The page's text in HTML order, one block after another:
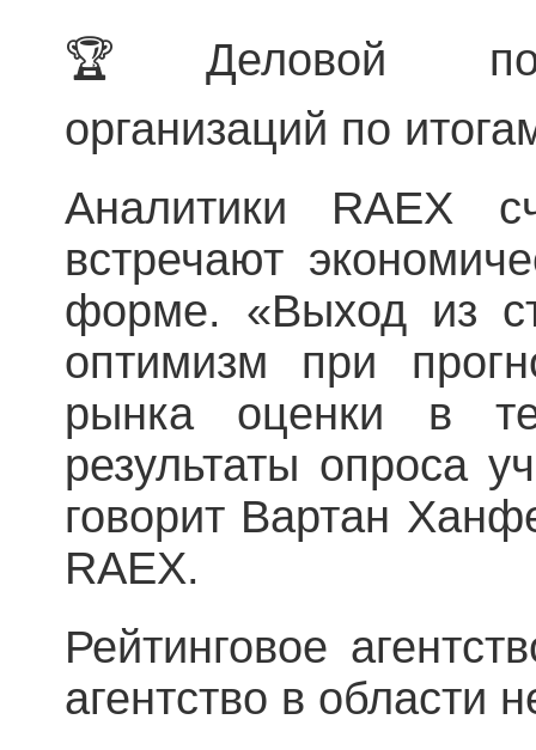
🏆Деловой
организаций по
Аналитики RAEX
встречают
форме. «Выход из
оптимизм при
рынка оценки в
результаты опроса
говорит Вартан
RAEX.
Рейтинговое
агентство в области